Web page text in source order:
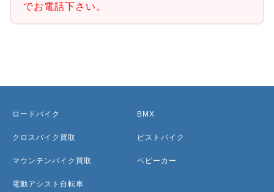
でお電話下さい。
ロードバイク
クロスバイク買取
マウンテンバイク買取
電動アシスト自転車
BMX
ピストバイク
ベビーカー